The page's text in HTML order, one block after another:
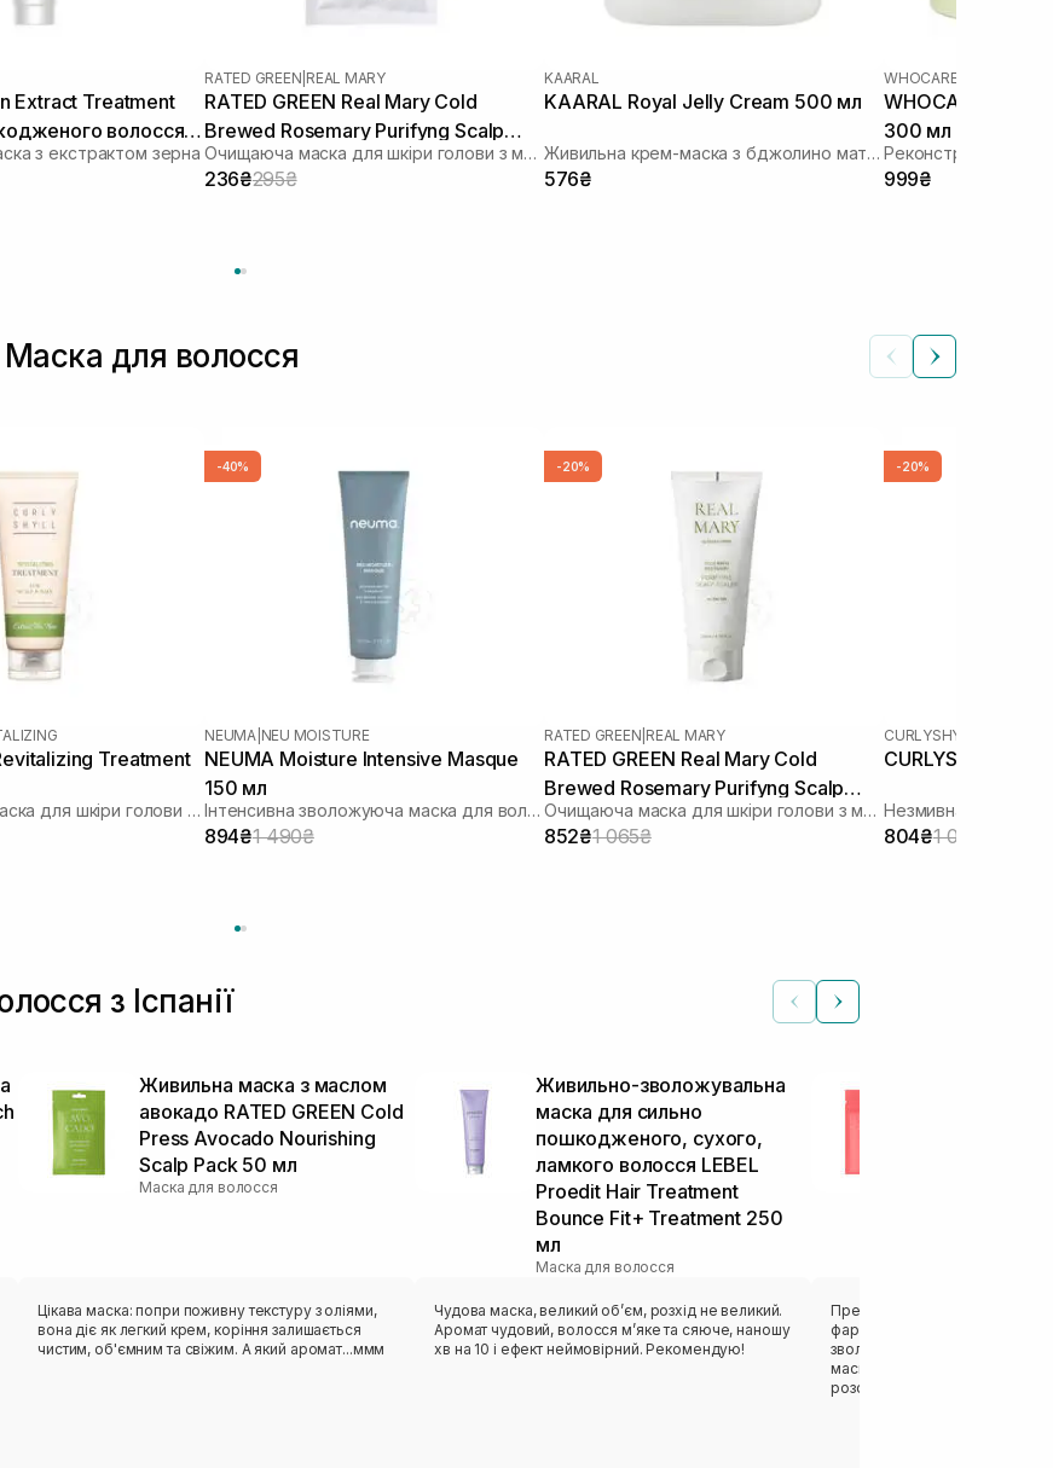
Extract Treatment
волосся
з екстрактом зерна
RATED GREEN REAL MARY
RATED GREEN Real Mary Cold
Brewed Rosemary Purifyng Scalp
Scaler 50 мл
Очищаюча маска для шкіри голови з морською сіллю
236₴295₴
KAARAL
KAARAL Royal Jelly Cream 500 мл
Живильна крем-маска з бджолино маточним молочком
576₴
WHOCARES
WHOCARES Hair
300 мл
Реконструююча
999₴
Маска для волосся
Treatment
Ревіталізуюча маска для шкіри голови та волосся
-40%
NEUMA NEU MOISTURE
NEUMA Moisture Intensive Masque
150 мл
Інтенсивна зволожуюча маска для волосся
894₴1 490₴
-20%
RATED GREEN REAL MARY
RATED GREEN Real Mary Cold
Brewed Rosemary Purifyng Scalp
Scaler 200 мл
Очищаюча маска для шкіри голови з морською сіллю
852₴1 065₴
-20%
CURLYSHYLL
CURLYSHYLL
804₴1 005₴
з Іспанії
Живильна маска з маслом
авокадо RATED GREEN Cold
Press Avocado Nourishing
Scalp Pack 50 мл
Маска для волосся
Цікава маска: попри поживну текстуру з оліями,
вона діє як легкий крем, коріння залишається
чистим, об'ємним та свіжим. А який аромат...ммм
Живильно-зволожувальна
маска для сильно
пошкодженого, сухого,
ламкого волосся LEBEL
Proedit Hair Treatment
Bounce Fit+ Treatment 250
мл
Маска для волосся
Чудова маска, великий обʼєм, розхід не великий.
Аромат чудовий, волосся мʼяке та сяюче, наношу
хв на 10 і ефект неймовірний. Рекомендую!
Прекрасна маска. Нанесла її
фарбування, бо хотіла
зволожити волосся
маска чудово впоралась з
розсипчасте і блискуче. Не